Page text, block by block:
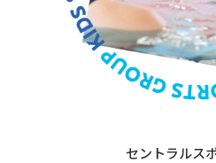
セントラルス